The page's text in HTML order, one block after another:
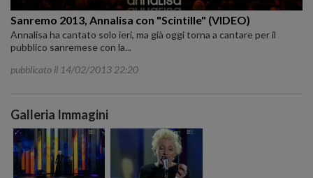
Sanremo 2013, Annalisa con "Scintille" (VIDEO)
Annalisa ha cantato solo ieri, ma già oggi torna a cantare per il
pubblico sanremese con la...
pubblicato il 14/02/2013 22:20
Galleria Immagini